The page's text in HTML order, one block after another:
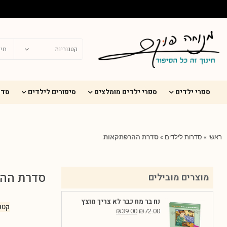
ספרי ילדים ספרי ילדים מומלצים סיפורים לילדים
ראשי » סדרות לילדים »סדרת ההרפתקאות
מוצרים מובילים
נח בר מח כבר לא צריך מוצץ
₪72.00
₪39.00
סדרת